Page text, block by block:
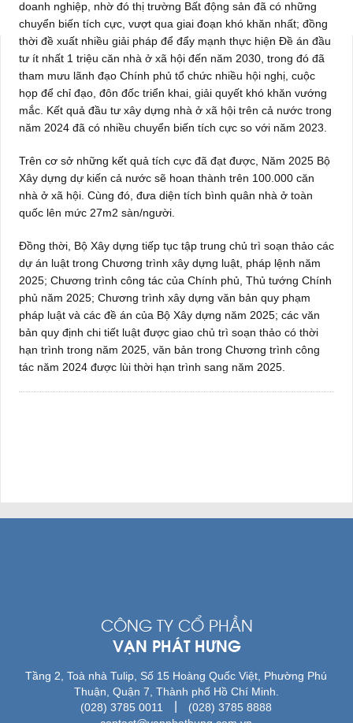
doanh nghiệp, nhờ đó thị trường Bất động sản đã có những
chuyển biến tích cực, vượt qua giai đoạn khó khăn nhất; đồng
thời đề xuất nhiều giải pháp để đẩy mạnh thực hiện Đề án đầu
tư ít nhất 1 triệu căn nhà ở xã hội đến năm 2030, trong đó đã
tham mưu lãnh đạo Chính phủ tổ chức nhiều hội nghị, cuộc
họp để chỉ đạo, đôn đốc triển khai, giải quyết khó khăn vướng
mắc. Kết quả đầu tư xây dựng nhà ở xã hội trên cả nước trong
năm 2024 đã có nhiều chuyển biến tích cực so với năm 2023.
Trên cơ sở những kết quả tích cực đã đạt được, Năm 2025 Bộ
Xây dựng dự kiến cả nước sẽ hoan thành trên 100.000 căn
nhà ở xã hội. Cùng đó, đưa diện tích bình quân nhà ở toàn
quốc lên mức 27m2 sàn/người.
Đồng thời, Bộ Xây dựng tiếp tục tập trung chủ trì soạn thảo các
dự án luật trong Chương trình xây dựng luật, pháp lệnh năm
2025; Chương trình công tác của Chính phủ, Thủ tướng Chính
phủ năm 2025; Chương trình xây dựng văn bản quy phạm
pháp luật và các đề án của Bộ Xây dựng năm 2025; các văn
bản quy định chi tiết luật được giao chủ trì soạn thảo có thời
hạn trình trong năm 2025, văn bản trong Chương trình công
tác năm 2024 được lùi thời hạn trình sang năm 2025.
CÔNG TY CỔ PHẦN
VẠN PHÁT HƯNG
Tầng 2, Toà nhà Tulip, Số 15 Hoàng Quốc Việt, Phường Phú
Thuận, Quận 7, Thành phố Hồ Chí Minh.
(028) 3785 0011
(028) 3785 8888